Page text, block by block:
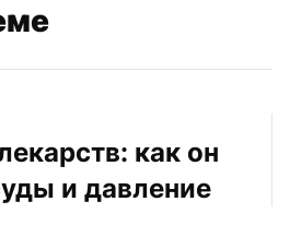
как он
и давление